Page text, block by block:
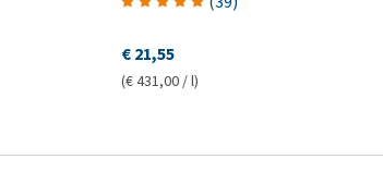
€ 21,55
(€ 431,00 / l)